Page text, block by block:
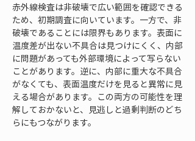
赤外線検査は非破壊で広い範囲を確認できる
ため、初期調査に向いています。一方で、非
破壊であることには限界もあります。表面に
温度差が出ない不具合は見つけにくく、内部
に問題があっても外部環境によって写らない
ことがあります。逆に、内部に重大な不具合
がなくても、表面温度だけを見ると異常に見
える場合があります。この両方の可能性を理
解しておかないと、見逃しと過剰判断のどち
らにもつながります。